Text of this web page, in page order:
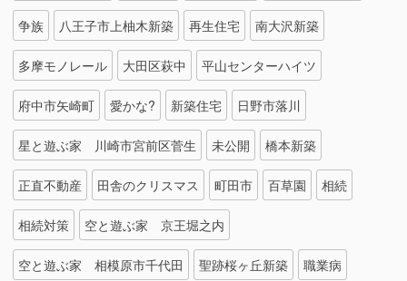
争族 八王子市上柚木新築 再生住宅 南大沢新築
多摩モノレール 大田区萩中 平山センターハイツ
府中市矢崎町 愛かな? 新築住宅 日野市落川
星と遊ぶ家 川崎市宮前区菅生 未公開 橋本新築
正直不動産 田舎のクリスマス 町田市 百草園 相続
相続対策 空と遊ぶ家 京王堀之内
空と遊ぶ家 相模原市千代田 聖跡桜ヶ丘新築 職業病